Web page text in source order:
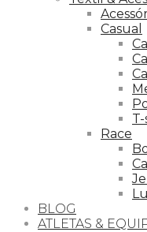
Casual
Race
BLOG
ATLETAS &